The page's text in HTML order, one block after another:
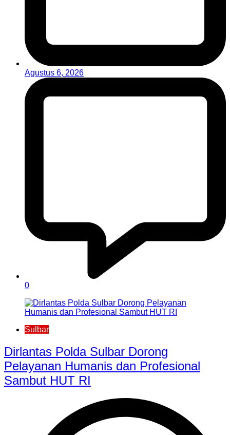
Agustus 6, 2026
0
Sulbar
Dirlantas Polda Sulbar Dorong
Pelayanan Humanis dan Profesional
Sambut HUT RI